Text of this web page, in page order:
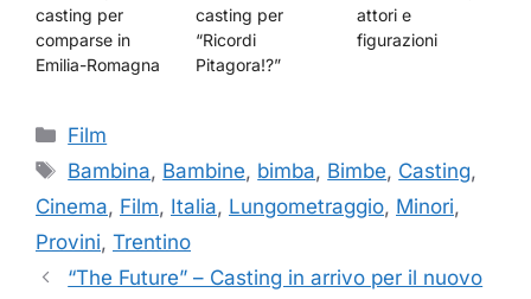
casting per
comparse in
Emilia-Romagna
casting per
“Ricordi
Pitagora!?”
attori e
figurazioni
Categorie
Film
Tag
Bambina, Bambine, bimba, Bimbe, Casting,
Cinema, Film, Italia, Lungometraggio, Minori,
Provini, Trentino
“The Future” – Casting in arrivo per il nuovo